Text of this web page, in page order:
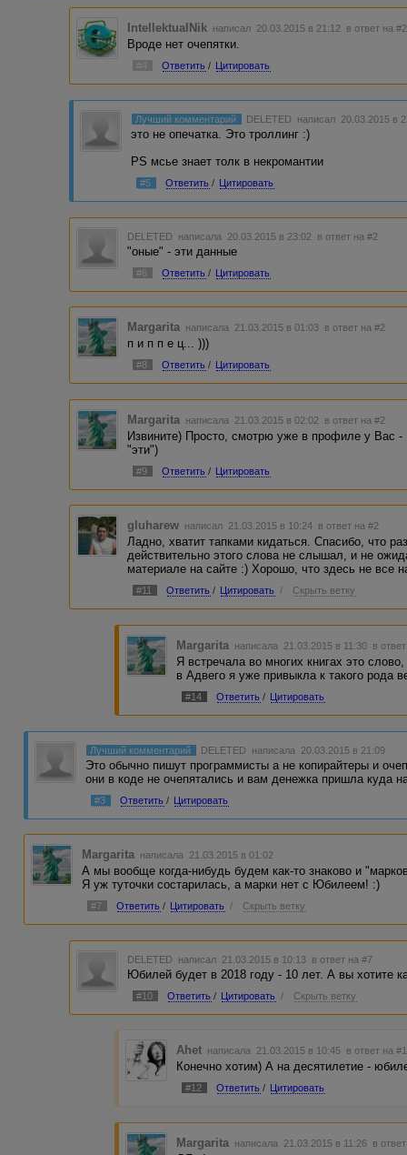
IntellektualNik написал 20.03.2015 в 21:12 в ответ на #2
Вроде нет очепятки.
#4 Ответить / Цитировать
Лучший комментарий DELETED написал 20.03.2015 в
это не опечатка. Это троллинг :)
PS мсье знает толк в некромантии
#5 Ответить / Цитировать
DELETED написала 20.03.2015 в 23:02 в ответ на #2
"оные" - эти данные
#6 Ответить / Цитировать
Margarita написала 21.03.2015 в 01:03 в ответ на #2
п и п п е ц... )))
#8 Ответить / Цитировать
Margarita написала 21.03.2015 в 02:02 в ответ на #2
Извините) Просто, смотрю уже в профиле у Вас
"эти")
#9 Ответить / Цитировать
gluharew написал 21.03.2015 в 10:24 в ответ на #2
Ладно, хватит тапками кидаться. Спасибо, что
действительно этого слова не слышал, и не
материале на сайте :) Хорошо, что здесь не все
#11 Ответить / Цитировать / Скрыть ветку
Margarita написала 21.03.2015 в 11:30 в
Я встречала во многих книгах это
в Адвего я уже привыкла к такого
#14 Ответить / Цитировать
Лучший комментарий DELETED написала 20.03.2015 в 21:09
Это обычно пишут программисты а не копирайтеры и
они в коде не очепятались и вам денежка пришла куда
#3 Ответить / Цитировать
Margarita написала 21.03.2015 в 01:02
А мы вообще когда-нибудь будем как-то знаково и
Я уж туточки состарилась, а марки нет с Юбилеем! :)
#7 Ответить / Цитировать / Скрыть ветку
DELETED написал 21.03.2015 в 10:13 в ответ на #7
Юбилей будет в 2018 году - 10 лет. А вы хотите
#10 Ответить / Цитировать / Скрыть ветку
Ahet написала 21.03.2015 в 10:45 в ответ на
Конечно хотим) А на десятилетие -
#12 Ответить / Цитировать
Margarita написала 21.03.2015 в 11:26 в